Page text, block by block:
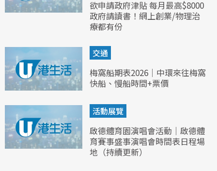
欲申請政府津貼 每月最高$8000
政府請讀書！網上創業/物理治
療都有份
交通
梅窩船期表2026｜中環來往梅窩
快船、慢船時間+票價
活動展覽
啟德體育園演唱會活動｜啟德體
育賽事盛事演唱會時間表日程場
地（持續更新）